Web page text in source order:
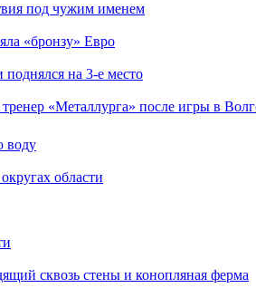
под чужим именем
«бронзу» Евро
поднялся на 3-е место
«Металлурга» после игры в
воду
области
сквозь стены и конопляная ферма